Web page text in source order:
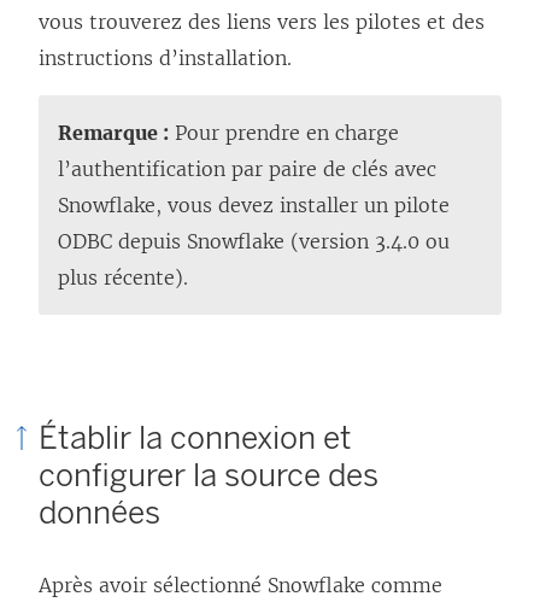
L
e
n
s
s
vous trouverez des liens vers les pilotes et des
instructions d’installation.
Remarque : Pour prendre en charge
l’authentification par paire de clés avec
Snowflake, vous devez installer un pilote
ODBC depuis Snowflake (version 3.4.0 ou
plus récente).
Établir la connexion et
configurer la source des
données
Après avoir sélectionné Snowflake comme